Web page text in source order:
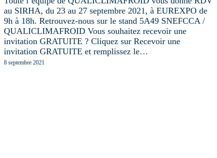
au SIRHA, du 23 au 27 septembre 2021, à EUREXPO de
9h à 18h. Retrouvez-nous sur le stand 5A49 SNEFCCA /
QUALICLIMAFROID Vous souhaitez recevoir une
invitation GRATUITE ? Cliquez sur Recevoir une
invitation GRATUITE et remplissez le…
8 septembre 2021